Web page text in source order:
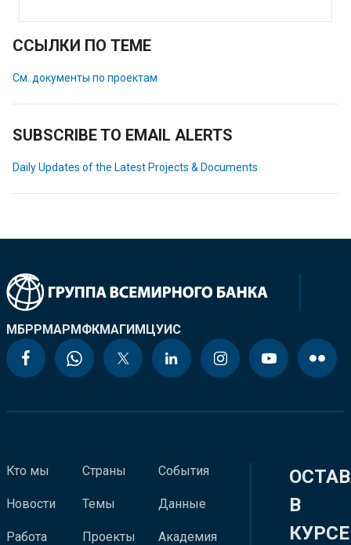
ССЫЛКИ ПО ТЕМЕ
См. документы по проектам
SUBSCRIBE TO EMAIL ALERTS
Daily Updates of the Latest Projects & Documents
МБРРМАРМФКМАГИМЦУИС
Кто мы
Новости
Работа
Страны
Темы
Проекты
События
Данные
Академия
В
КУРСЕ